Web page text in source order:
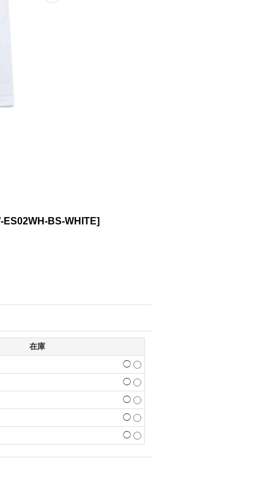
ES02WH-BS-WHITE]
在庫
◯
◯
◯
◯
◯